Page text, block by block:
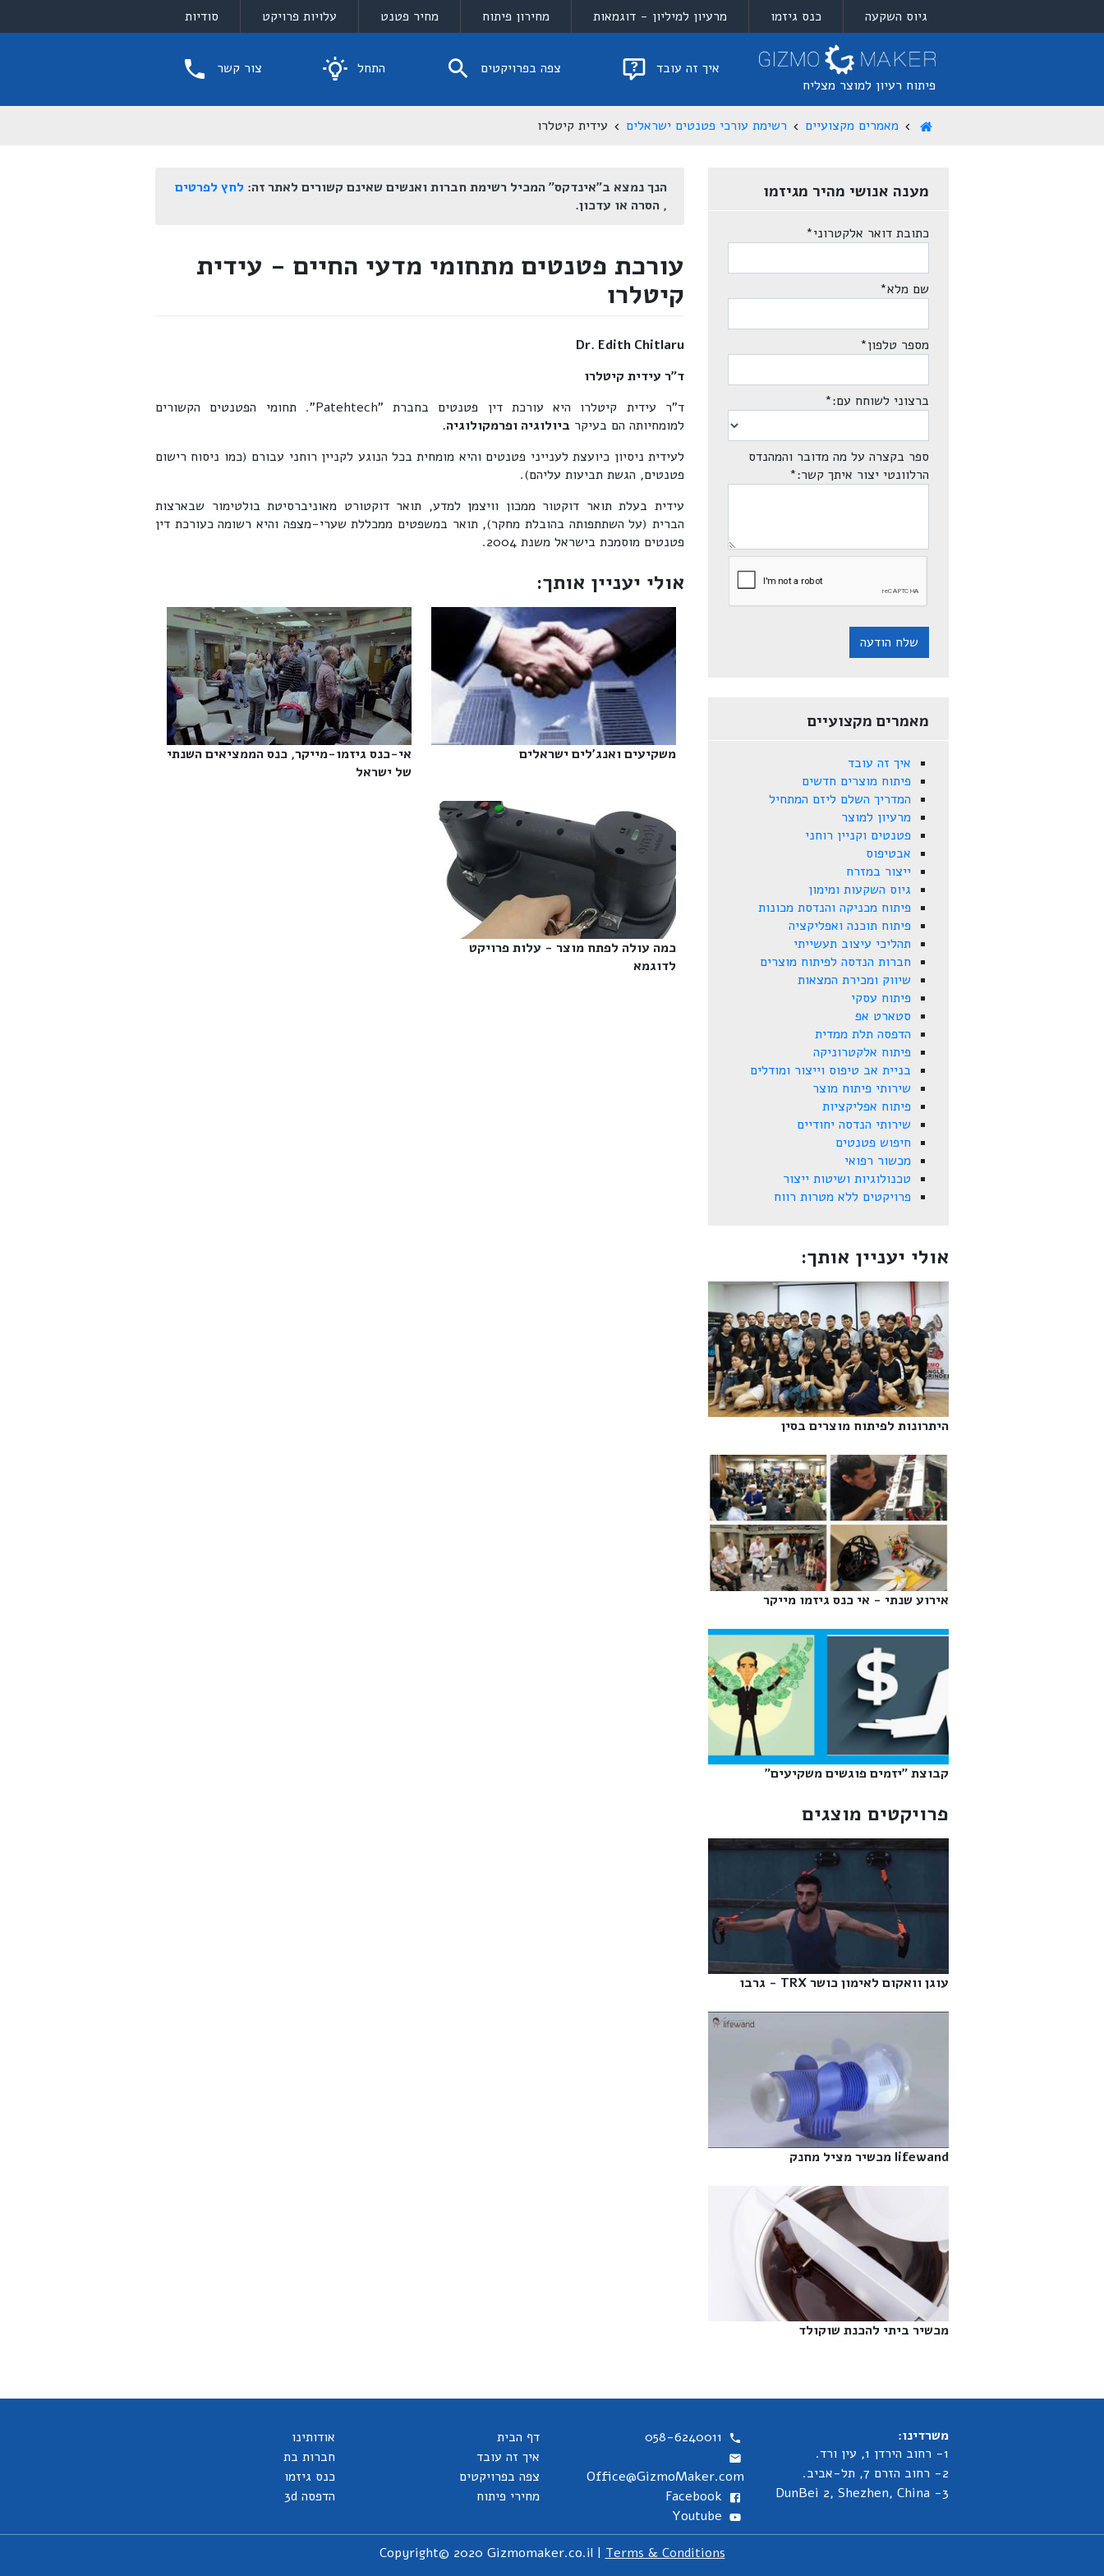
גיוס השקעה כנס גיזמו מרעיון למיליון - דוגמאות מחירון פיתוח מחיר פטנט עלויות פרויקט סודיות
פיתוח רעיון למוצר מצליח
איך זה עובד צפה בפרויקטים התחל צור קשר
מאמרים מקצועיים רשימת עורכי פטנטים ישראלים עידית קיטלרו
הנך נמצא ב"אינדקס" המכיל רשימת חברות ואנשים שאינם קשורים לאתר זה: לחץ לפרטים
, הסרה או עדכון.
עורכת פטנטים מתחומי מדעי החיים - עידית
קיטלרו
Dr. Edith Chitlaru
ד"ר עידית קיטלרו
ד"ר עידית קיטלרו היא עורכת דין פטנטים בחברת "Patehtech". תחומי הפטנטים הקשורים
למומחיותה הם בעיקר ביולוגיה ופרמקולוגיה.
לעידית ניסיון כיועצת לענייני פטנטים והיא מומחית בכל הנוגע לקניין רוחני עבורם (כמו ניסוח רישום
פטנטים, הגשת תביעות עליהם).
עידית בעלת תואר דוקטור ממכון וויצמן למדע, תואר דוקטורט מאוניברסיטת בולטימור שבארצות
הברית (על השתתפותה בהובלת מחקר), תואר במשפטים ממכללת שערי-מצפה והיא רשומה כעורכת דין
פטנטים מוסמכת בישראל משנת 2004.
אולי יעניין אותך:
משקיעים ואנג'לים ישראלים‎
אי-כנס גיזמו-מייקר, כנס הממציאים השנתי
של ישראל‎
כמה עולה לפתח מוצר - עלות פרויקט
לדוגמא‎
מענה אנושי מהיר מגיזמו
כתובת דואר אלקטרוני*
שם מלא*
מספר טלפון*
ברצוני לשוחח עם:*
ספר בקצרה על מה מדובר והמהנדס
הרלוונטי יצור איתך קשר:*
שלח הודעה
מאמרים מקצועיים
איך זה עובד
פיתוח מוצרים חדשים
המדריך השלם ליזם המתחיל
מרעיון למוצר
פטנטים וקניין רוחני
אבטיפוס
ייצור במזרח
גיוס השקעות ומימון
פיתוח מכניקה והנדסת מכונות
פיתוח תוכנה ואפליקציה
תהליכי עיצוב תעשייתי
חברות הנדסה לפיתוח מוצרים
שיווק ומכירת המצאות
פיתוח עסקי
סטארט אפ
הדפסה תלת ממדית
פיתוח אלקטרוניקה
בניית אב טיפוס וייצור ומודלים
שירותי פיתוח מוצר
פיתוח אפליקציות
שירותי הנדסה יחודיים
חיפוש פטנטים
מכשור רפואי
טכנולוגיות ושיטות ייצור
פרויקטים ללא מטרות רווח
אולי יעניין אותך:
היתרונות לפיתוח מוצרים בסין‎
אירוע שנתי - אי כנס גיזמו מייקר‎
קבוצת "יזמים פוגשים משקיעים"‎
פרויקטים מוצגים
עוגן וואקום לאימון כושר TRX - גרבו‎
lifewand מכשיר מציל מחנק‎
מכשיר ביתי להכנת שוקולד‎
משרדינו:
1- רחוב הירדן 1, עין ורד.
2- רחוב הזרם 7, תל-אביב.
3- DunBei 2, Shezhen, China
058-6240011
Office@GizmoMaker.com
Facebook
Youtube
דף הבית
איך זה עובד
צפה בפרויקטים
מחירי פיתוח
אודותינו
חברות בת
כנס גיזמו
הדפסה 3d
Copyright© 2020 Gizmomaker.co.il | Terms & Conditions